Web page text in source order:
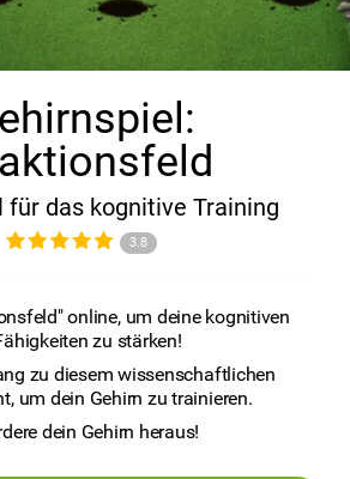
für das kognitive Training
3.8
online, um deine kognitiven
zu stärken!
zu diesem wissenschaftlichen
um dein Gehirn zu trainieren.
dein Gehirn heraus!